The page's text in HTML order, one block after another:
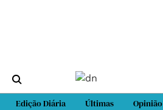
Edição Diária Últimas Opinião